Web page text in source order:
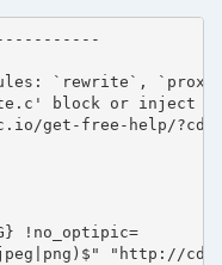
`rewrite`,
block or inject
get-free-help/
!no_optipic=
"http://